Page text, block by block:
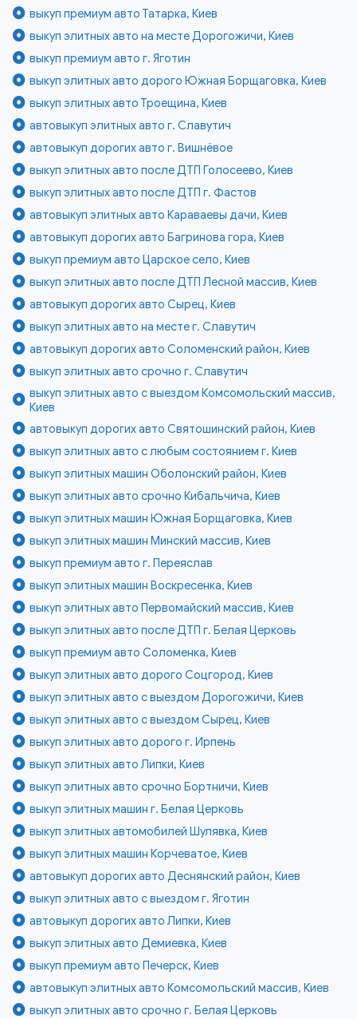
выкуп премиум авто Татарка, Киев
выкуп элитных авто на месте Дорогожичи, Киев
выкуп премиум авто г. Яготин
выкуп элитных авто дорого Южная Борщаговка, Киев
выкуп элитных авто Троещина, Киев
автовыкуп элитных авто г. Славутич
автовыкуп дорогих авто г. Вишнёвое
выкуп элитных авто после ДТП Голосеево, Киев
выкуп элитных авто после ДТП г. Фастов
автовыкуп элитных авто Караваевы дачи, Киев
автовыкуп дорогих авто Багринова гора, Киев
выкуп премиум авто Царское село, Киев
выкуп элитных авто после ДТП Лесной массив, Киев
автовыкуп дорогих авто Сырец, Киев
выкуп элитных авто на месте г. Славутич
автовыкуп дорогих авто Соломенский район, Киев
выкуп элитных авто срочно г. Славутич
выкуп элитных авто с выездом Комсомольский массив,
Киев
автовыкуп дорогих авто Святошинский район, Киев
выкуп элитных авто с любым состоянием г. Киев
выкуп элитных машин Оболонский район, Киев
выкуп элитных авто срочно Кибальчича, Киев
выкуп элитных машин Южная Борщаговка, Киев
выкуп элитных машин Минский массив, Киев
выкуп премиум авто г. Переяслав
выкуп элитных машин Воскресенка, Киев
выкуп элитных авто Первомайский массив, Киев
выкуп элитных авто после ДТП г. Белая Церковь
выкуп премиум авто Соломенка, Киев
выкуп элитных авто дорого Соцгород, Киев
выкуп элитных авто с выездом Дорогожичи, Киев
выкуп элитных авто с выездом Сырец, Киев
выкуп элитных авто дорого г. Ирпень
выкуп элитных авто Липки, Киев
выкуп элитных авто срочно Бортничи, Киев
выкуп элитных машин г. Белая Церковь
выкуп элитных автомобилей Шулявка, Киев
выкуп элитных машин Корчеватое, Киев
автовыкуп дорогих авто Деснянский район, Киев
выкуп элитных авто с выездом г. Яготин
автовыкуп дорогих авто Липки, Киев
выкуп элитных авто Демиевка, Киев
выкуп премиум авто Печерск, Киев
автовыкуп элитных авто Комсомольский массив, Киев
выкуп элитных авто срочно г. Белая Церковь